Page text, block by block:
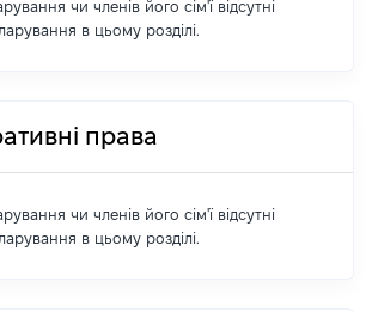
чи членів його сім'ї відсутні
в цьому розділі.
права
чи членів його сім'ї відсутні
в цьому розділі.